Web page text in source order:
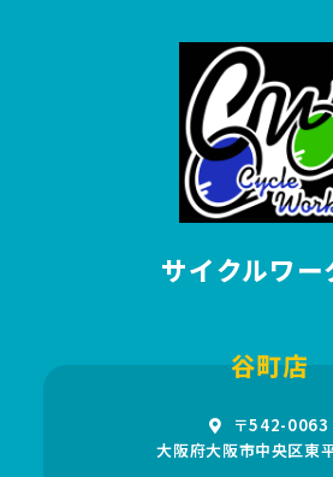
サイクルワー
谷町店
〒542-0063
大阪府大阪市中央区東